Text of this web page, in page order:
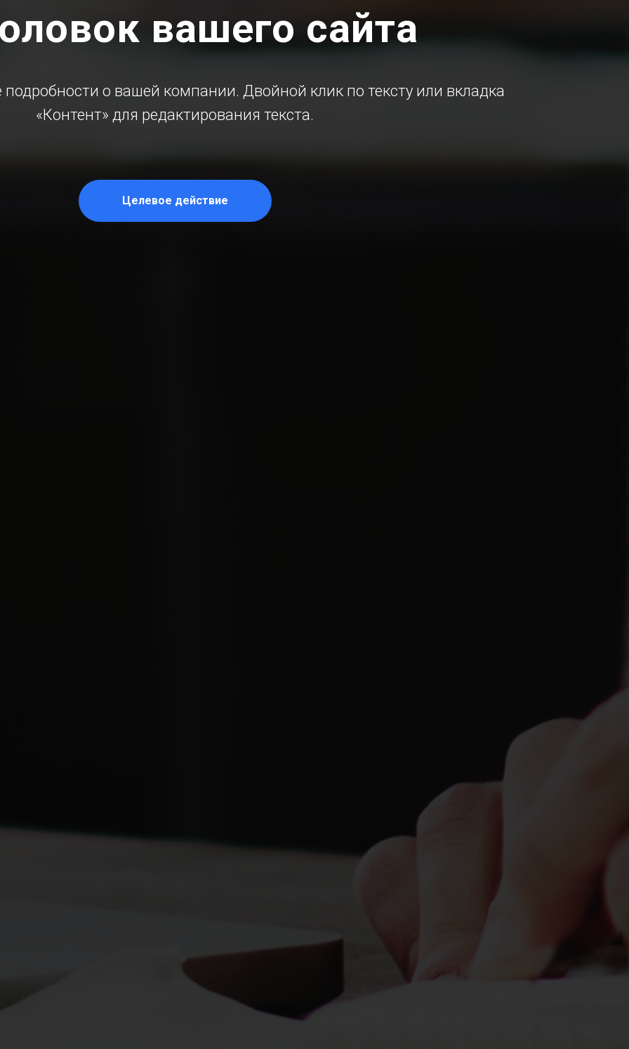
вашего сайта
о вашей компании. Двойной клик по тексту или вкладка
«Контент» для редактирования текста.
Целевое действие